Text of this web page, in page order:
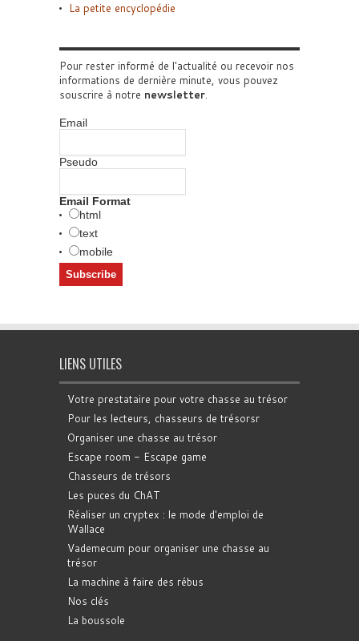
La petite encyclopédie
Pour rester informé de l'actualité ou recevoir nos
informations de dernière minute, vous pouvez
souscrire à notre newsletter.
Email
Pseudo
Email Format
html
text
mobile
LIENS UTILES
Votre prestataire pour votre chasse au trésor
Pour les lecteurs, chasseurs de trésorsr
Organiser une chasse au trésor
Escape room - Escape game
Chasseurs de trésors
Les puces du ChAT
Réaliser un cryptex : le mode d'emploi de
Wallace
Vademecum pour organiser une chasse au
trésor
La machine à faire des rébus
Nos clés
La boussole